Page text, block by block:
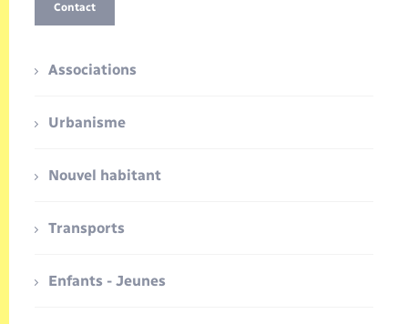
Contact
Associations
Urbanisme
Nouvel habitant
Transports
Enfants - Jeunes